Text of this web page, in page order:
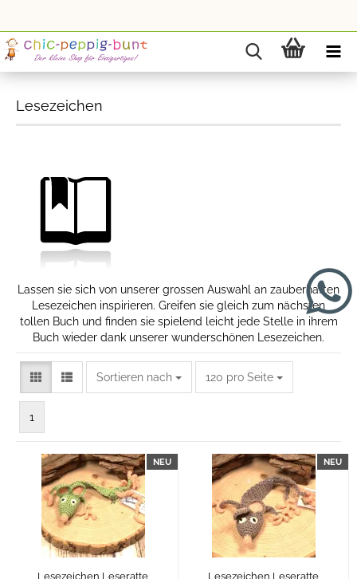
Lesezeichen
Lassen sie sich von unserer grossen Auswahl an zauberhaften
Lesezeichen inspirieren. Greifen sie gleich zum nächsten
tollen Buch und finden sie spielend leicht jede Stelle in ihrem
Buch wieder dank unserer wunderschönen Lesezeichen.
Sortieren nach
Sortieren nach 120 pro Seite
pro Seite
1
NEU
Lesezeichen Leseratte
NEU
Lesezeichen Leseratte